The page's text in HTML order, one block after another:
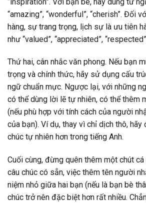
“amazing”, “wonderful”, “cherish”. Đối
hàng, sự trang trọng, lịch sự là ưu tiên
như “valued”, “appreciated”,
Thứ hai, cân nhắc văn phong. Nếu bạn
trọng và chính thức, hãy sử dụng cấu
ngữ chuẩn mực. Ngược lại, với những
có thể dùng lời lẽ tự nhiên, có thể thêm
(nếu phù hợp với tính cách của người
của bạn). Ví dụ, thay vì chỉ dịch thô, hãy
chúc tự nhiên hơn trong tiếng Anh.
Cuối cùng, đừng quên thêm một chút cá
câu chúc có sẵn, việc thêm tên người
niệm nhỏ giữa hai bạn (nếu là bạn bè
chúc trở nên đặc biệt hơn rất nhiều.